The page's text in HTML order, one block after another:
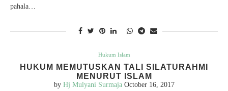
pahala…
Hukum Islam
HUKUM MEMUTUSKAN TALI SILATURAHMI
MENURUT ISLAM
by Hj Mulyani Surmaja October 16, 2017